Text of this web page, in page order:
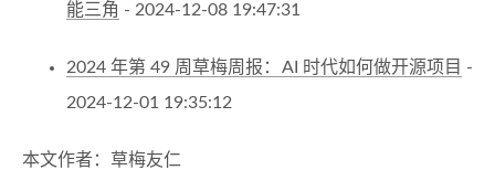
能三角 - 2024-12-08 19:47:31
2024 年第 49 周草梅周报：AI 时代如何做开源项目 -
2024-12-01 19:35:12
本文作者：草梅友仁